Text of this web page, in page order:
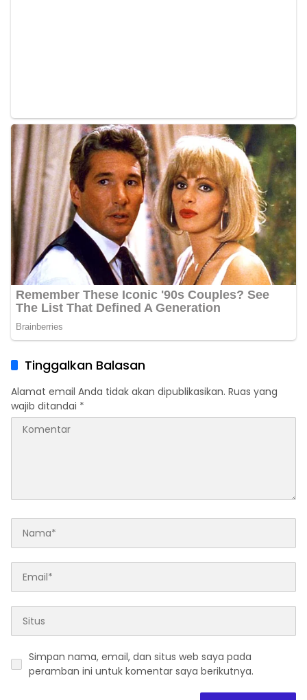
Tinggalkan Balasan
Alamat email Anda tidak akan dipublikasikan. Ruas yang
wajib ditandai *
Simpan nama, email, dan situs web saya pada
peramban ini untuk komentar saya berikutnya.